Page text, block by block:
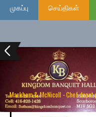
முகப்பு செய்திகள்
Markham & McNicoll - Chef depot
Sri Lanka